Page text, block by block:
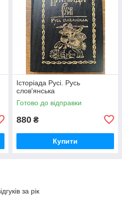
Історіада Русі. Русь
слов'янська
Готово до відправки
880 ₴
Купити
за рік